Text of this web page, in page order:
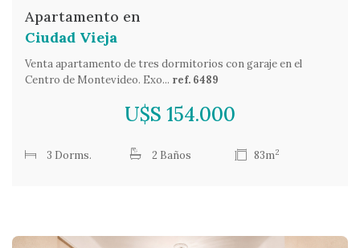
Apartamento en
Ciudad Vieja
Venta apartamento de tres dormitorios con garaje en el
Centro de Montevideo. Exo... ref. 6489
U$S 154.000
3 Dorms. 2 Baños 83m2